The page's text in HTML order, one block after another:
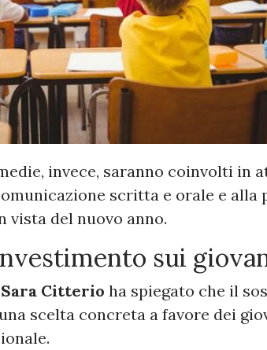
invece, saranno coinvolti in
scritta e orale e alla
vista del nuovo anno.
sui
Sara Citterio ha spiegato che il
scelta concreta a favore dei